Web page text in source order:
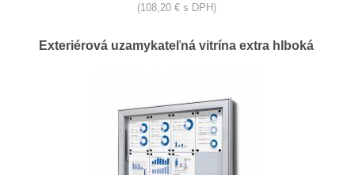
(108,20 € s DPH)
Exteriérová uzamykateľná vitrína extra hlboká